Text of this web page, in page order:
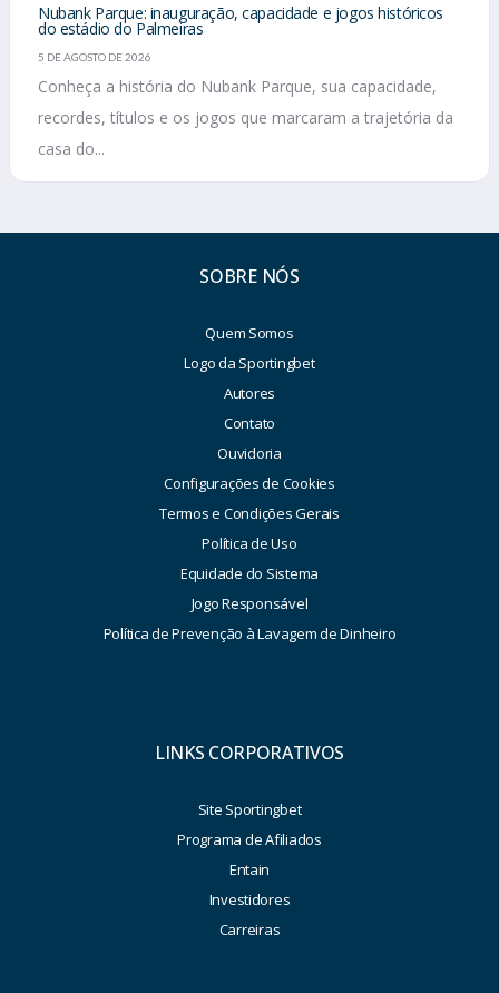
Nubank Parque: inauguração, capacidade e jogos históricos
do estádio do Palmeiras
5 DE AGOSTO DE 2026
Conheça a história do Nubank Parque, sua capacidade,
recordes, títulos e os jogos que marcaram a trajetória da
casa do...
SOBRE NÓS
Quem Somos
Logo da Sportingbet
Autores
Contato
Ouvidoria
Configurações de Cookies
Termos e Condições Gerais
Política de Uso
Equidade do Sistema
Jogo Responsável
Política de Prevenção à Lavagem de Dinheiro
LINKS CORPORATIVOS
Site Sportingbet
Programa de Afiliados
Entain
Investidores
Carreiras